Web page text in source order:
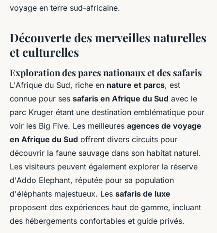
voyage en terre sud-africaine.
Découverte des merveilles naturelles
et culturelles
Exploration des parcs nationaux et des safaris
L'Afrique du Sud, riche en nature et parcs, est
connue pour ses safaris en Afrique du Sud avec le
parc Kruger étant une destination emblématique pour
voir les Big Five. Les meilleures agences de voyage
en Afrique du Sud offrent divers circuits pour
découvrir la faune sauvage dans son habitat naturel.
Les visiteurs peuvent également explorer la réserve
d'Addo Elephant, réputée pour sa population
d'éléphants majestueux. Les safaris de luxe
proposent des expériences haut de gamme, incluant
des hébergements confortables et guide privés.